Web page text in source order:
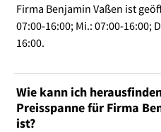
Firma Benjamin Vaßen ist
07:00-16:00; Mi.: 07:00-16:00;
16:00.
Wie kann ich
Preisspanne für Firma
ist?